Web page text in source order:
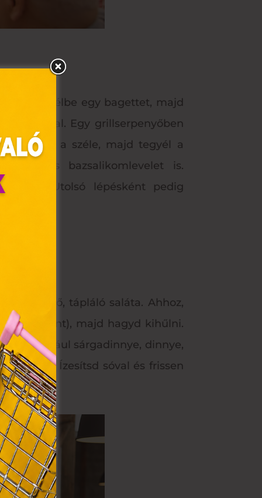
Vágj félbe egy bagettet, majd
borssal. Egy grillserpenyőben
lesz a széle, majd tegyél a
friss bazsalikomlevelet is.
Utolsó lépésként pedig
tápláló saláta. Ahhoz,
idő szerint), majd hagyd kihűlni.
például sárgadinnye, dinnye,
ot is. Ízesítsd sóval és frissen